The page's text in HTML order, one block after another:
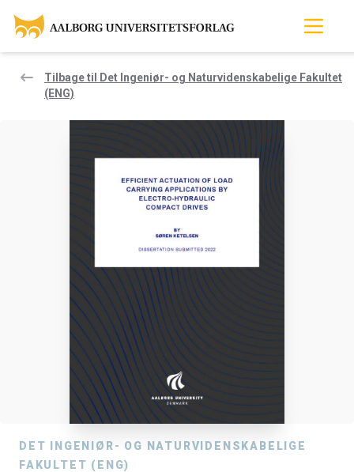
Tilbage til Det Ingeniør- og Naturvidenskabelige Fakultet
(ENG)
DET INGENIØR- OG NATURVIDENSKABELIGE
FAKULTET (ENG)